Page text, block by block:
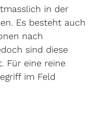
in der
Es besteht auch
nach
sind diese
Für eine reine
im Feld